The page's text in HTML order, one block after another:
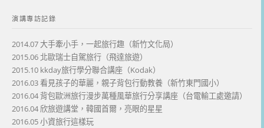
演講專訪記錄
2014.07 大手牽小手，一起旅行趣（新竹文化局）
2015.06 北歐瑞士自駕旅行（飛達旅遊）
2015.10 kkday旅行學分聯合講座（Kodak）
2016.03 看見孩子的華麗，親子背包行動教養（新竹東門國小）
2016.04 背包歐洲旅行漫步萬種風華旅行分享講座（台電輸工處邀請）
2016.04 欣旅遊講堂，韓國首爾，亮眼的星星
2016.05 小資旅行這樣玩